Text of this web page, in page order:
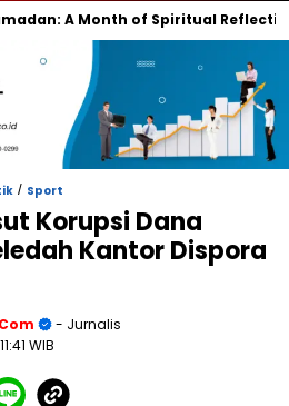
A Month of Spiritual Reflection,
/ Sport
Korupsi Dana
Kantor Dispora
- Jurnalis
WIB